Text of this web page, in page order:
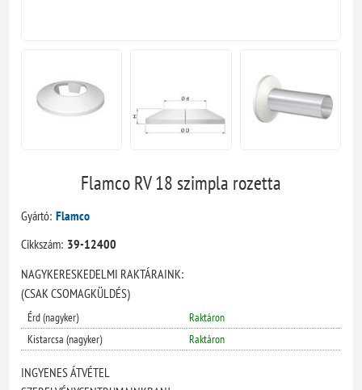
Flamco RV 18 szimpla rozetta
Gyártó: Flamco
Cikkszám: 39-12400
NAGYKERESKEDELMI RAKTÁRAINK:
(CSAK CSOMAGKÜLDÉS)
Érd (nagyker)
Raktáron
Kistarcsa (nagyker)
Raktáron
INGYENES ÁTVÉTEL